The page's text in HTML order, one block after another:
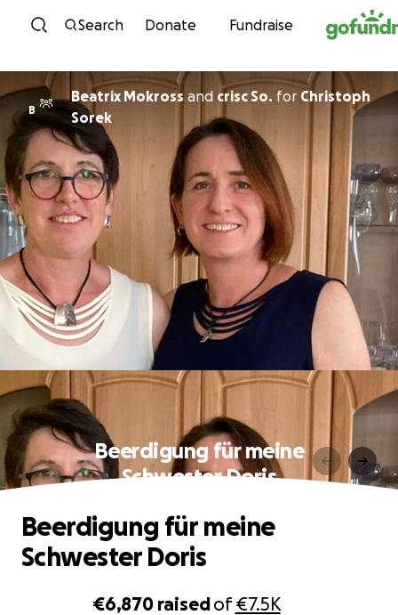
Skip to content
Search Donate Fundraise
B
Beatrix Mokross and crisc So. for Christoph
Sorek
Beerdigung für meine
Schwester Doris
€6,870 raisedof€7.5K
Beerdigung für meine
Schwester Doris